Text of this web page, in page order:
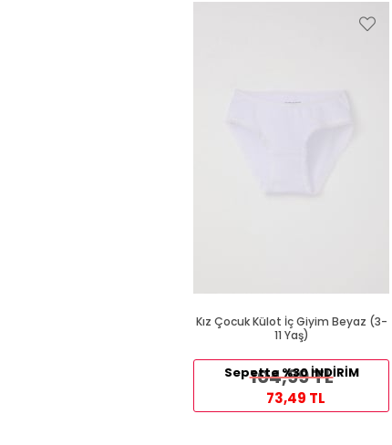
Kız Çocuk Külot İç Giyim Beyaz (3-
11 Yaş)
104,99 TL
Sepette %30 İNDİRİM
73,49 TL